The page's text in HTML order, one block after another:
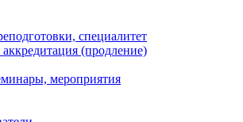
специалитет
(продление)
мероприятия